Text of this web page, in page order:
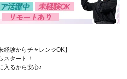
経験からチャレンジOK】
タート！
入るから安心♪